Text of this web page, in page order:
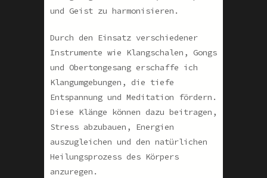
und Geist zu harmonisieren.
Durch den Einsatz verschiedener
Instrumente wie Klangschalen, Gongs
und Obertongesang erschaffe ich
Klangumgebungen, die tiefe
Entspannung und Meditation fördern.
Diese Klänge können dazu beitragen,
Stress abzubauen, Energien
auszugleichen und den natürlichen
Heilungsprozess des Körpers
anzuregen.